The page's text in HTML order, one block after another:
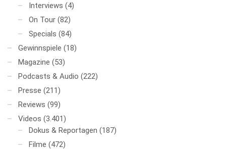
Interviews (4)
On Tour (82)
Specials (84)
Gewinnspiele (18)
Magazine (53)
Podcasts & Audio (222)
Presse (211)
Reviews (99)
Videos (3.401)
Dokus & Reportagen (187)
Filme (472)